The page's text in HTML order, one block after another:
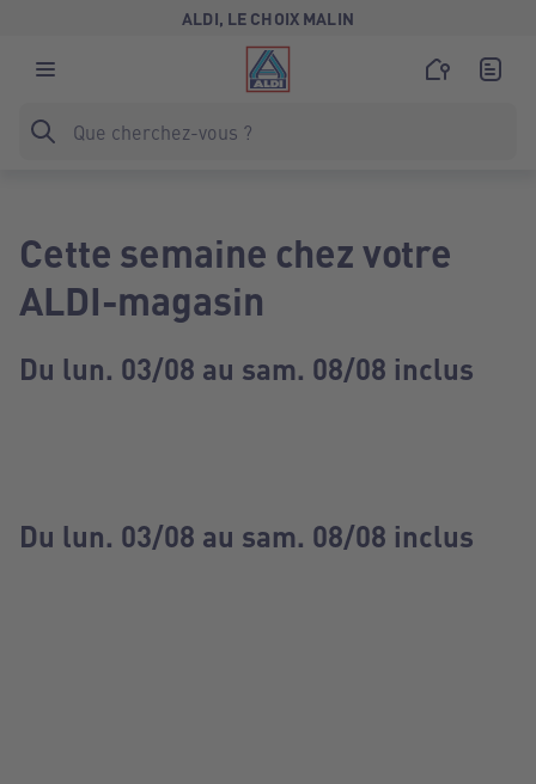
ALDI, LE CHOIX MALIN
Cette semaine chez votre
ALDI-magasin
Du lun. 03/08 au sam. 08/08 inclus
Du lun. 03/08 au sam. 08/08 inclus